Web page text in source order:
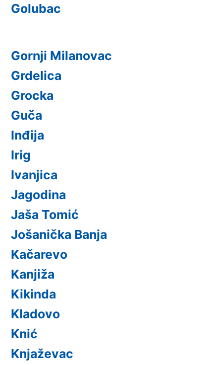
Golubac
Gornji Milanovac
Grdelica
Grocka
Guča
Inđija
Irig
Ivanjica
Jagodina
Jaša Tomić
Jošanička Banja
Kačarevo
Kanjiža
Kikinda
Kladovo
Knić
Knjaževac